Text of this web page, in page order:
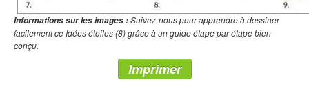
Informations sur les images :Suivez-nous pour apprendre à dessiner
facilement ce Idées étoiles (8) grâce à un guide étape par étape bien
conçu.
Imprimer